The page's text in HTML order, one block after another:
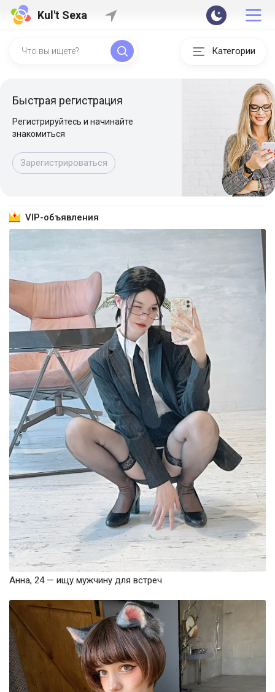
Kul't Sexa
Категории
Быстрая регистрация
Регистрируйтесь и начинайте
знакомиться
Зарегистрироваться
VIP-объявления
Анна, 24 — ищу мужчину для встреч